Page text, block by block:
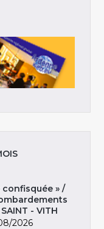
confisquée » /
- VITH
2026